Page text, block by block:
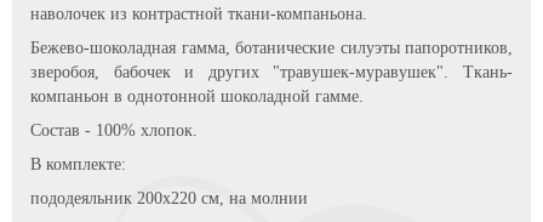
наволочек из контрастной ткани-компаньона.
Бежево-шоколадная гамма, ботанические силуэты папоротников,
зверобоя, бабочек и других "травушек-муравушек". Ткань-
компаньон в однотонной шоколадной гамме.
Состав - 100% хлопок.
В комплекте:
пододеяльник 200х220 см, на молнии